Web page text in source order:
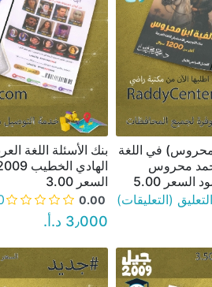
محروس) في اللغة
محروس
بنك الأسئلة اللغة
السعر 3.00
0.00
0
3٫000 د.أ.‏